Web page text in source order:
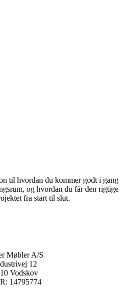
til hvordan du kommer godt i gang
og hvordan du får den rigtige
fra start til slut.
Møbler A/S
12
Vodskov
14795774